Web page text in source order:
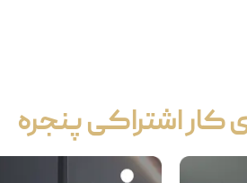
کار اشتراکی پنجره